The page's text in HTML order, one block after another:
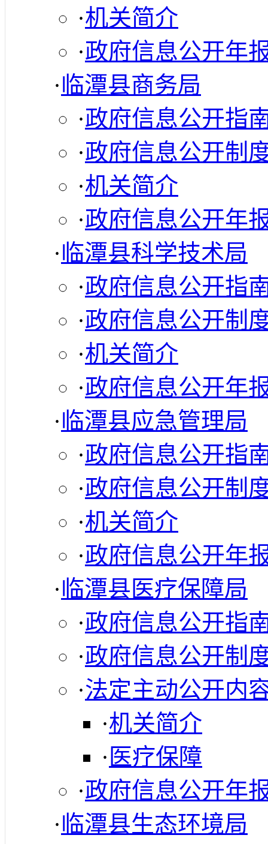
·机关简介
·政府信息公开年
·临潭县商务局
·政府信息公开指
·政府信息公开制
·机关简介
·政府信息公开年
·临潭县科学技术局
·政府信息公开指
·政府信息公开制
·机关简介
·政府信息公开年
·临潭县应急管理局
·政府信息公开指
·政府信息公开制
·机关简介
·政府信息公开年
·临潭县医疗保障局
·政府信息公开指
·政府信息公开制
·法定主动公开内
·机关简介
· 医疗保障
·政府信息公开年
·临潭县生态环境局